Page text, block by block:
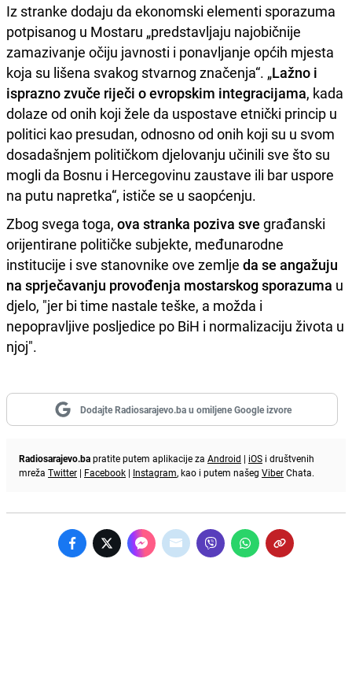
Iz stranke dodaju da ekonomski elementi sporazuma
potpisanog u Mostaru „predstavljaju najobičnije
zamazivanje očiju javnosti i ponavljanje općih mjesta
koja su lišena svakog stvarnog značenja“. „Lažno i
isprazno zvuče riječi o evropskim integracijama, kada
dolaze od onih koji žele da uspostave etnički princip u
politici kao presudan, odnosno od onih koji su u svom
dosadašnjem političkom djelovanju učinili sve što su
mogli da Bosnu i Hercegovinu zaustave ili bar uspore
na putu napretka“, ističe se u saopćenju.
Zbog svega toga, ova stranka poziva sve građanski
orijentirane političke subjekte, međunarodne
institucije i sve stanovnike ove zemlje da se angažuju
na sprječavanju provođenja mostarskog sporazuma u
djelo, "jer bi time nastale teške, a možda i
nepopravljive posljedice po BiH i normalizaciju života u
njoj".
Dodajte Radiosarajevo.ba u omiljene Google izvore
Radiosarajevo.bapratite putem aplikacije za Android | iOS i društvenih
mreža Twitter | Facebook | Instagram, kao i putem našeg ViberChata.